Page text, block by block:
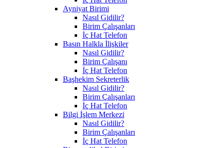
Ayniyat Birimi
Nasıl Gidilir?
Birim Çalışanları
İç Hat Telefon
Basın Halkla İlişkiler
Nasıl Gidilir?
Birim Çalışanı
İç Hat Telefon
Başhekim Sekreterlik
Nasıl Gidilir?
Birim Çalışanları
İç Hat Telefon
Bilgi İşlem Merkezi
Nasıl Gidilir?
Birim Çalışanları
İç Hat Telefon